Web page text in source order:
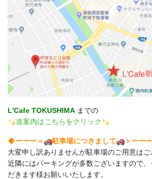
L'Cafe TOKUSHIMA までの
道案内はこちらをクリック
◆ーーー＜ 駐車場につきまして ＞ーー
大変申し訳ありませんが駐車場のご用意はご
近隣にはパーキングが多数ございますので
だきます様お願いいたします。